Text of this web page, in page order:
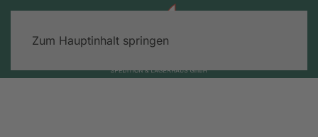
Zum Hauptinhalt springen